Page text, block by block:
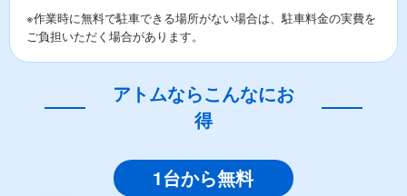
※作業時に無料で駐車できる場所がない場合は、駐車料金の実費を
ご負担いただく場合があります。
アトムならこんなにお
得
1台から無料